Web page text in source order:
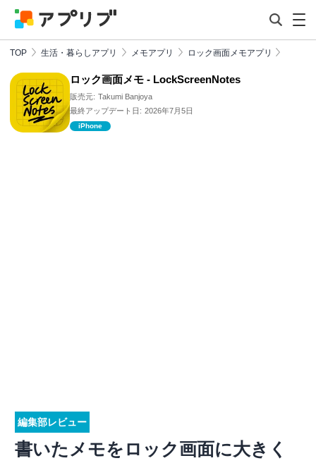
TOP 生活・暮らしアプリ メモアプリ ロック画面メモアプリ
ロック画面メモ - LockScreenNotes
販売元: Takumi Banjoya
最終アップデート日: 2026年7月5日
iPhone
編集部レビュー
書いたメモをロック画面に大きく